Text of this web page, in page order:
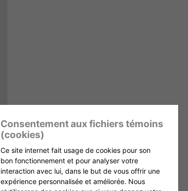
Consentement aux fichiers témoins
(cookies)
Ce site internet fait usage de cookies pour son
bon fonctionnement et pour analyser votre
interaction avec lui, dans le but de vous offrir une
expérience personnalisée et améliorée. Nous